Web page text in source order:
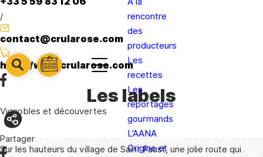
barre
barre
rencontre
des
producteurs
Les
recettes
Les
reportages
gourmands
L’AANA
Origine et
/
contact@crularose.com
http://www.crularose.com
Les labels
Vignobles et découvertes
Sur les hauteurs du village de Saint Faust, une jolie route qui
Partager